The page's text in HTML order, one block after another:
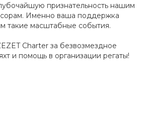
признательность нашим
Именно ваша поддержка
такие масштабные события.
Charter за безвозмездное
и помощь в организации регаты!